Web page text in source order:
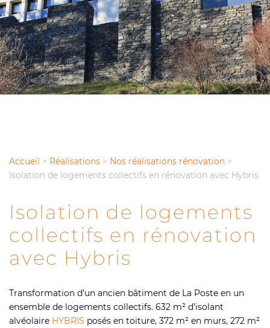
Accueil > Réalisations > Nos réalisations rénovation >
Isolation de logements collectifs en rénovation avec Hybris
Isolation de logements
collectifs en rénovation
avec Hybris
Transformation d’un ancien bâtiment de La Poste en un
ensemble de logements collectifs. 632 m² d’isolant
alvéolaire HYBRIS posés en toiture, 372 m² en murs, 272 m²